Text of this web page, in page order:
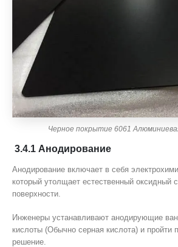
Черное покрытие 6061
3.4.1 Анодирование
Анодирование включает в себя
который утолщает естественный оксидный
поверхности.
Инженеры устанавливают анодирующие
кислоты (Обычно серная кислота) и пройти
решение.